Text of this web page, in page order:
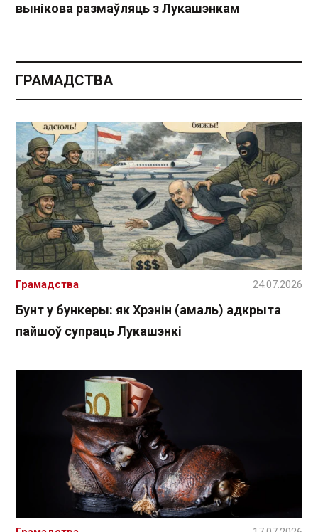
вынікова размаўляць з Лукашэнкам
ГРАМАДСТВА
Бунт у бункеры: як Хрэнін (амаль) адкрыта
пайшоў супраць Лукашэнкі
Грамадства 24.07.2026